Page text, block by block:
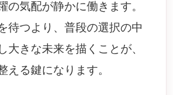
の気配が静かに働きます。
待つより、普段の選択の中
大きな未来を描くことが、
える鍵になります。